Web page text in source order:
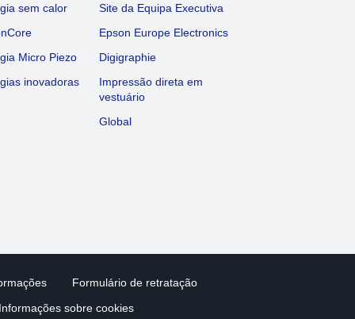
sem calor
Micro Piezo
inovadoras
Site da Equipa Executiva
Epson Europe Electronics
Digigraphie
Impressão direta em
vestuário
Global
Formulário de retratação
Informações sobre cookies